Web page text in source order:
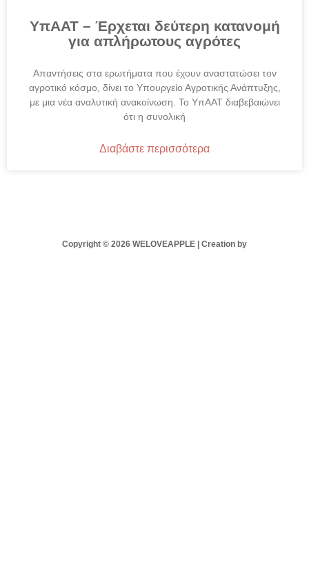
ΥπΑΑΤ – Έρχεται δεύτερη κατανομή
για απλήρωτους αγρότες
Απαντήσεις στα ερωτήματα που έχουν αναστατώσει τον
αγροτικό κόσμο, δίνει το Υπουργείο Αγροτικής Ανάπτυξης,
με μια νέα αναλυτική ανακοίνωση. Το ΥπΑΑΤ διαβεβαιώνει
ότι η συνολική
Διαβάστε περισσότερα
Copyright © 2026 WELOVEAPPLE | Creation by